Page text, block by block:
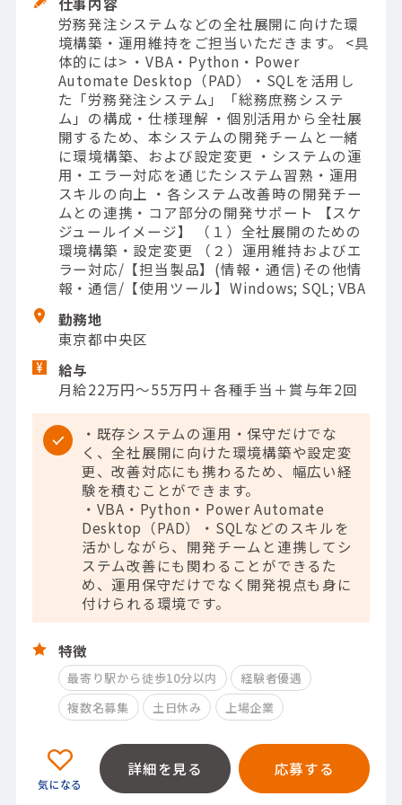
労務発注システムなどの全社展開に向けた環
境構築・運用維持をご担当いただきます。 <具
体的には> ・VBA・Python・Power
Automate Desktop（PAD）・SQLを活用し
た「労務発注システム」「総務庶務システ
ム」の構成・仕様理解 ・個別活用から全社展
開するため、本システムの開発チームと一緒
に環境構築、および設定変更 ・システムの運
用・エラー対応を通じたシステム習熟・運用
スキルの向上 ・各システム改善時の開発チー
ムとの連携・コア部分の開発サポート 【スケ
ジュールイメージ】 （１）全社展開のための
環境構築・設定変更 （２）運用維持およびエ
ラー対応/【担当製品】(情報・通信)その他情
報・通信/【使用ツール】Windows; SQL; VBA
勤務地
東京都中央区
給与
月給22万円～55万円＋各種手当＋賞与年2回
・既存システムの運用・保守だけでな
く、全社展開に向けた環境構築や設定変
更、改善対応にも携わるため、幅広い経
験を積むことができます。
・VBA・Python・Power Automate
Desktop（PAD）・SQLなどのスキルを
活かしながら、開発チームと連携してシ
ステム改善にも関わることができるた
め、運用保守だけでなく開発視点も身に
付けられる環境です。
特徴
最寄り駅から徒歩10分以内
経験者優遇
複数名募集
土日休み 上場企業
詳細を見る 応募する